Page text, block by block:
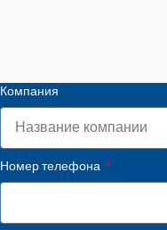
Компания
Номер телефона